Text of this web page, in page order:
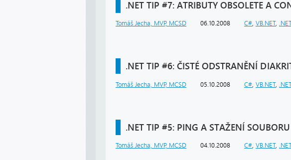
.NET TIP #7: ATRIBUTY OBSOLETE A
Tomáš Jecha, MVP, MCSD 06.10.2008 C#, VB.NET,
.NET TIP #6: ČISTÉ ODSTRANĚNÍ
Tomáš Jecha, MVP, MCSD 05.10.2008 C# VB.NET,
.NET TIP #5: PING A STAŽENÍ SOUBORU
Tomáš Jecha, MVP, MCSD 04.10.2008 C# VB.NET,